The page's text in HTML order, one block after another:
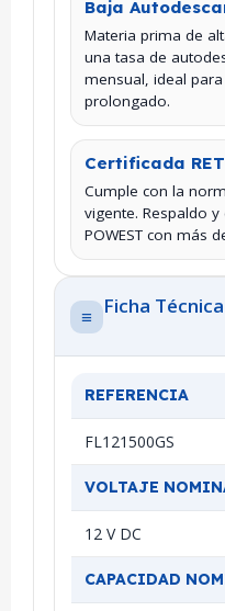
Baja
Materia prima de
una tasa de
mensual, ideal
prolongado.
Certificada
Cumple con la
vigente. Respaldo
POWEST con más
≡ Ficha Técnica
REFERENCIA
FL121500GS
VOLTAJE
12 V DC
CAPACIDAD